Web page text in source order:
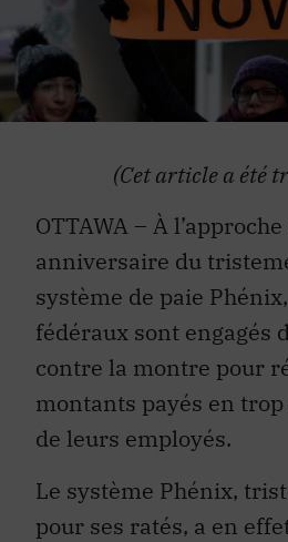
(Cet article a été
OTTAWA – À
anniversaire du
système de paie
fédéraux sont engagés
contre la montre pour
montants payés en
de leurs employés.
Le système Phénix,
pour ses ratés, a en